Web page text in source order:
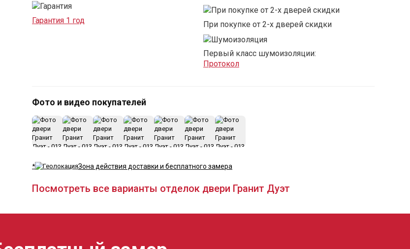
Гарантия 1 год При покупке от 2-х дверей скидки
Первый класс шумоизоляции:
Протокол
Фото и видео покупателей
* Зона действия доставки и бесплатного замера
Посмотреть все варианты отделок двери Гранит Дуэт